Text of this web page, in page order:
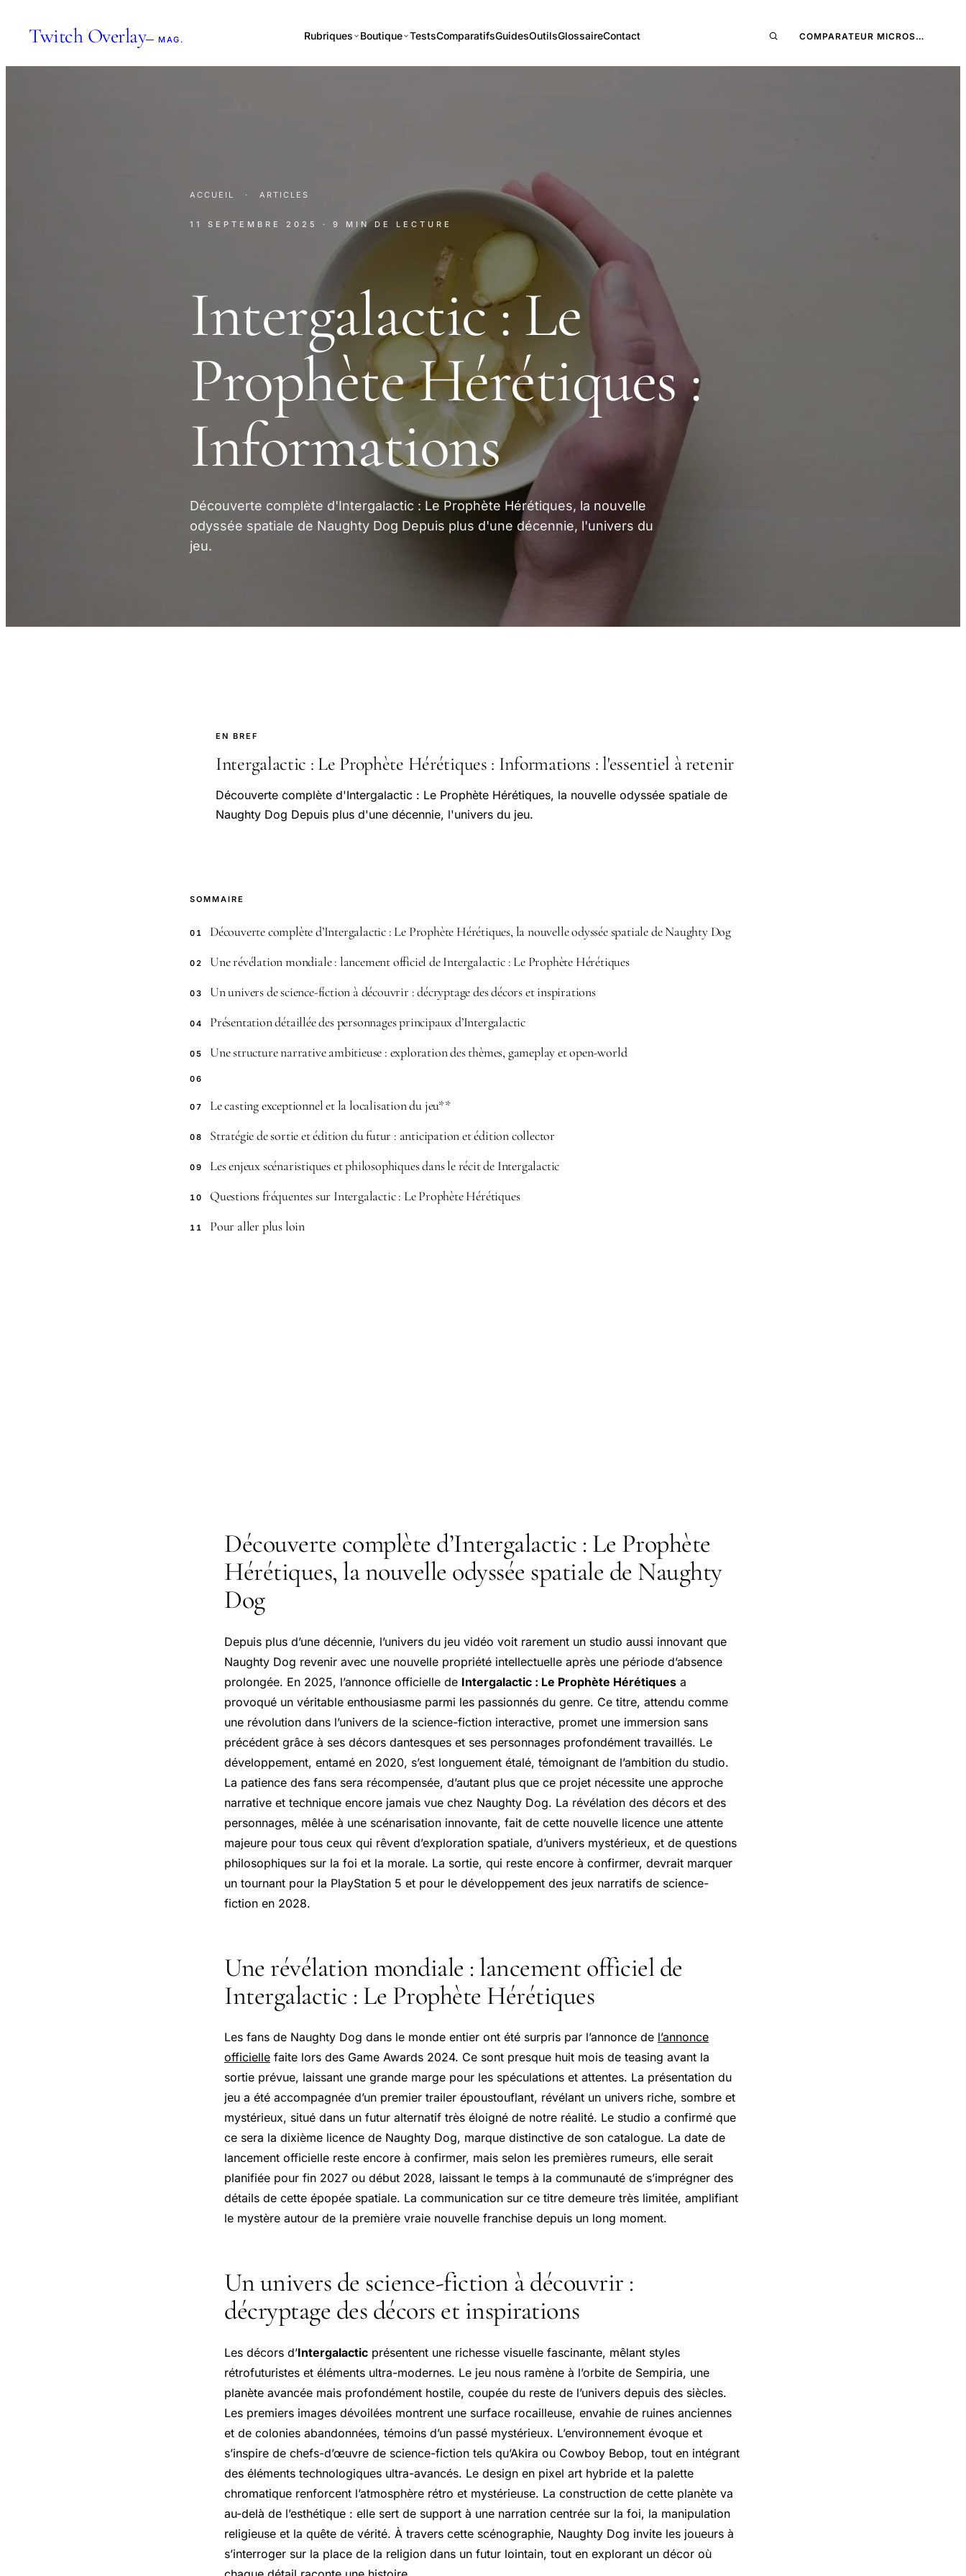
Twitch Overlay— MAG. Rubriques Boutique TestsComparatifsGuidesOutilsGlossaireContact COMPARATEUR MICROS…
ACCUEIL · ARTICLES
11 SEPTEMBRE 2025 · 9 MIN DE LECTURE
Intergalactic : Le
Prophète Hérétiques :
Informations
Découverte complète d'Intergalactic : Le Prophète Hérétiques, la nouvelle
odyssée spatiale de Naughty Dog Depuis plus d'une décennie, l'univers du
jeu.
EN BREF
Intergalactic : Le Prophète Hérétiques : Informations : l'essentiel à retenir
Découverte complète d'Intergalactic : Le Prophète Hérétiques, la nouvelle odyssée spatiale de
Naughty Dog Depuis plus d'une décennie, l'univers du jeu.
SOMMAIRE
01 Découverte complète d’Intergalactic : Le Prophète Hérétiques, la nouvelle odyssée spatiale de Naughty Dog
02 Une révélation mondiale : lancement officiel de Intergalactic : Le Prophète Hérétiques
03 Un univers de science-fiction à découvrir : décryptage des décors et inspirations
04 Présentation détaillée des personnages principaux d’Intergalactic
05 Une structure narrative ambitieuse : exploration des thèmes, gameplay et open-world
06
07 Le casting exceptionnel et la localisation du jeu**
08 Stratégie de sortie et édition du futur : anticipation et édition collector
09 Les enjeux scénaristiques et philosophiques dans le récit de Intergalactic
10 Questions fréquentes sur Intergalactic : Le Prophète Hérétiques
11 Pour aller plus loin
Découverte complète d’Intergalactic : Le Prophète
Hérétiques, la nouvelle odyssée spatiale de Naughty
Dog
Depuis plus d’une décennie, l’univers du jeu vidéo voit rarement un studio aussi innovant que
Naughty Dog revenir avec une nouvelle propriété intellectuelle après une période d’absence
prolongée. En 2025, l’annonce officielle de Intergalactic : Le Prophète Hérétiques a
provoqué un véritable enthousiasme parmi les passionnés du genre. Ce titre, attendu comme
une révolution dans l’univers de la science-fiction interactive, promet une immersion sans
précédent grâce à ses décors dantesques et ses personnages profondément travaillés. Le
développement, entamé en 2020, s’est longuement étalé, témoignant de l’ambition du studio.
La patience des fans sera récompensée, d’autant plus que ce projet nécessite une approche
narrative et technique encore jamais vue chez Naughty Dog. La révélation des décors et des
personnages, mêlée à une scénarisation innovante, fait de cette nouvelle licence une attente
majeure pour tous ceux qui rêvent d’exploration spatiale, d’univers mystérieux, et de questions
philosophiques sur la foi et la morale. La sortie, qui reste encore à confirmer, devrait marquer
un tournant pour la PlayStation 5 et pour le développement des jeux narratifs de science-
fiction en 2028.
Une révélation mondiale : lancement officiel de
Intergalactic : Le Prophète Hérétiques
Les fans de Naughty Dog dans le monde entier ont été surpris par l’annonce de l’annonce
officielle faite lors des Game Awards 2024. Ce sont presque huit mois de teasing avant la
sortie prévue, laissant une grande marge pour les spéculations et attentes. La présentation du
jeu a été accompagnée d’un premier trailer époustouflant, révélant un univers riche, sombre et
mystérieux, situé dans un futur alternatif très éloigné de notre réalité. Le studio a confirmé que
ce sera la dixième licence de Naughty Dog, marque distinctive de son catalogue. La date de
lancement officielle reste encore à confirmer, mais selon les premières rumeurs, elle serait
planifiée pour fin 2027 ou début 2028, laissant le temps à la communauté de s’imprégner des
détails de cette épopée spatiale. La communication sur ce titre demeure très limitée, amplifiant
le mystère autour de la première vraie nouvelle franchise depuis un long moment.
Un univers de science-fiction à découvrir :
décryptage des décors et inspirations
Les décors d’Intergalactic présentent une richesse visuelle fascinante, mêlant styles
rétrofuturistes et éléments ultra-modernes. Le jeu nous ramène à l’orbite de Sempiria, une
planète avancée mais profondément hostile, coupée du reste de l’univers depuis des siècles.
Les premiers images dévoilées montrent une surface rocailleuse, envahie de ruines anciennes
et de colonies abandonnées, témoins d’un passé mystérieux. L’environnement évoque et
s’inspire de chefs-d’œuvre de science-fiction tels qu’Akira ou Cowboy Bebop, tout en intégrant
des éléments technologiques ultra-avancés. Le design en pixel art hybride et la palette
chromatique renforcent l’atmosphère rétro et mystérieuse. La construction de cette planète va
au-delà de l’esthétique : elle sert de support à une narration centrée sur la foi, la manipulation
religieuse et la quête de vérité. À travers cette scénographie, Naughty Dog invite les joueurs à
s’interroger sur la place de la religion dans un futur lointain, tout en explorant un décor où